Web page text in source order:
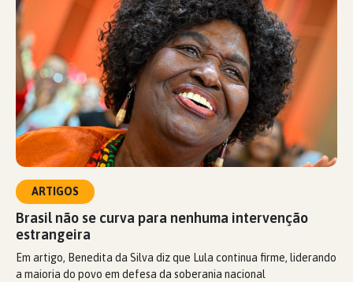
ARTIGOS
Brasil não se curva para nenhuma intervenção
estrangeira
Em artigo, Benedita da Silva diz que Lula continua firme, liderando
a maioria do povo em defesa da soberania nacional